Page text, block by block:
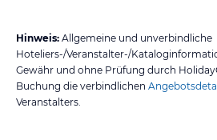
Hinweis: Allgemeine und unverbindliche
Hoteliers-/Veranstalter-/
Gewähr und ohne Prüfung durch
Buchung die verbindlichen
Veranstalters.